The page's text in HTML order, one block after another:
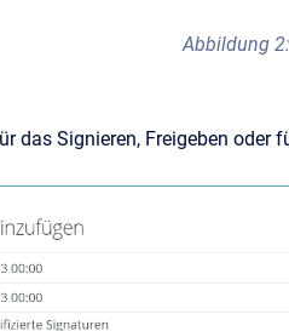
Abbildung
das Signieren, Freigeben